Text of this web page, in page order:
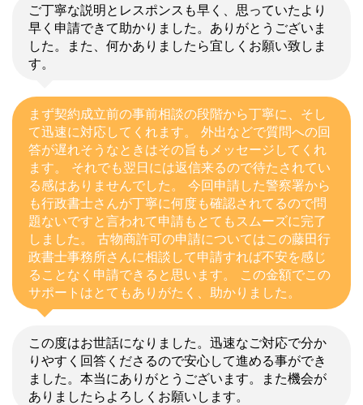
ご丁寧な説明とレスポンスも早く、思っていたより
早く申請できて助かりました。ありがとうございま
した。また、何かありましたら宜しくお願い致しま
す。
まず契約成立前の事前相談の段階から丁寧に、そし
て迅速に対応してくれます。 外出などで質問への回
答が遅れそうなときはその旨もメッセージしてくれ
ます。 それでも翌日には返信来るので待たされてい
る感はありませんでした。 今回申請した警察署から
も行政書士さんが丁寧に何度も確認されてるので問
題ないですと言われて申請もとてもスムーズに完了
しました。 古物商許可の申請についてはこの藤田行
政書士事務所さんに相談して申請すれば不安を感じ
ることなく申請できると思います。 この金額でこの
サポートはとてもありがたく、助かりました。
この度はお世話になりました。迅速なご対応で分か
りやすく回答くださるので安心して進める事ができ
ました。本当にありがとうございます。また機会が
ありましたらよろしくお願いします。